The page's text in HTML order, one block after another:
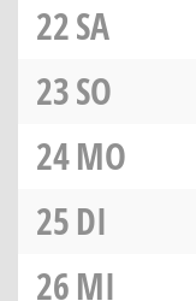
22SA
23SO
24MO
25DI
26MI